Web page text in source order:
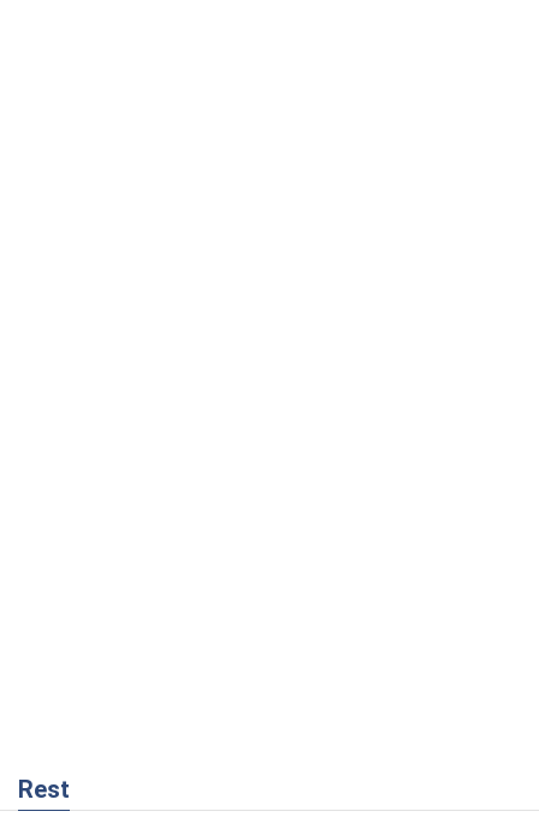
Rest